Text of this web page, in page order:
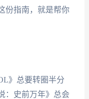
份指南，就是帮你
》总要转圈半分
：史前万年》总会